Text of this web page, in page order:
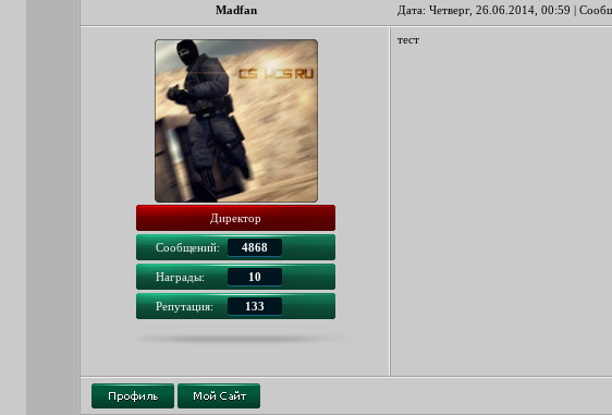
Madfan Дата: Четверг, 26.06.2014, 00:59 |
Директор
Сообщений: 4868
Награды: 10
Репутация: 133
тест